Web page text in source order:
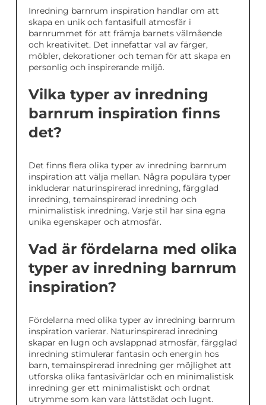
Inredning barnrum inspiration handlar om att
skapa en unik och fantasifull atmosfär i
barnrummet för att främja barnets välmående
och kreativitet. Det innefattar val av färger,
möbler, dekorationer och teman för att skapa en
personlig och inspirerande miljö.
Vilka typer av inredning
barnrum inspiration finns
det?
Det finns flera olika typer av inredning barnrum
inspiration att välja mellan. Några populära typer
inkluderar naturinspirerad inredning, färgglad
inredning, temainspirerad inredning och
minimalistisk inredning. Varje stil har sina egna
unika egenskaper och atmosfär.
Vad är fördelarna med olika
typer av inredning barnrum
inspiration?
Fördelarna med olika typer av inredning barnrum
inspiration varierar. Naturinspirerad inredning
skapar en lugn och avslappnad atmosfär, färgglad
inredning stimulerar fantasin och energin hos
barn, temainspirerad inredning ger möjlighet att
utforska olika fantasivärldar och en minimalistisk
inredning ger ett minimalistiskt och ordnat
utrymme som kan vara lättstädat och lugnt.